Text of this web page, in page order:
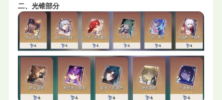
二、光锥部分